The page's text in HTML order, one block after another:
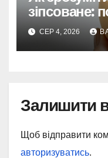
зіпсоване:
таСЕР 4, 2026
Залишити
Щоб відправити
авторизуватись.